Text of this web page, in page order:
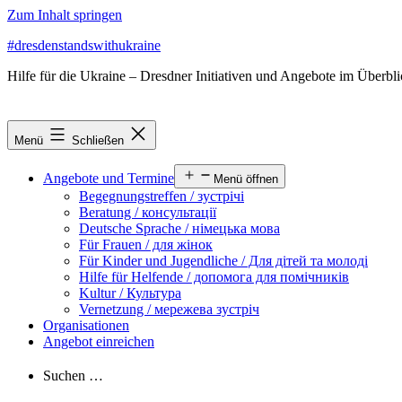
Zum Inhalt springen
#dresdenstandswithukraine
Hilfe für die Ukraine – Dresdner Initiativen und Angebote im
Menü Schließen
Angebote und Termine Menü öffnen
Begegnungstreffen / зустрічі
Beratung / консультації
Deutsche Sprache / німецька мова
Für Frauen / для жінок
Für Kinder und Jugendliche / Для дітей та молоді
Hilfe für Helfende / допомога для помічників
Kultur / Культура
Vernetzung / мережева зустріч
Organisationen
Angebot einreichen
Suchen …